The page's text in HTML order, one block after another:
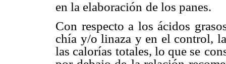
en la elaboración de los panes.
Con respecto a los ácidos
chía y/o linaza y en el control,
las calorías totales, lo que se